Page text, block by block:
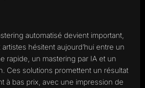
automatisé devient important,
hésitent aujourd’hui entre un
rapide, un mastering par IA et un
Ces solutions promettent un résultat
à bas prix, avec une impression de